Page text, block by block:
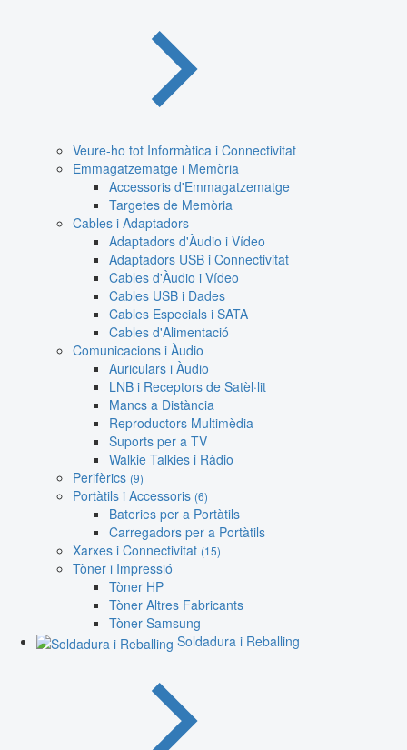
Veure-ho tot Informàtica i Connectivitat
Emmagatzematge i Memòria
Accessoris d'Emmagatzematge
Targetes de Memòria
Cables i Adaptadors
Adaptadors d'Àudio i Vídeo
Adaptadors USB i Connectivitat
Cables d'Àudio i Vídeo
Cables USB i Dades
Cables Especials i SATA
Cables d'Alimentació
Comunicacions i Àudio
Auriculars i Àudio
LNB i Receptors de Satèl·lit
Mancs a Distància
Reproductors Multimèdia
Suports per a TV
Walkie Talkies i Ràdio
Perifèrics (9)
Portàtils i Accessoris (6)
Bateries per a Portàtils
Carregadors per a Portàtils
Xarxes i Connectivitat (15)
Tòner i Impressió
Tòner HP
Tòner Altres Fabricants
Tòner Samsung
Soldadura i Reballing